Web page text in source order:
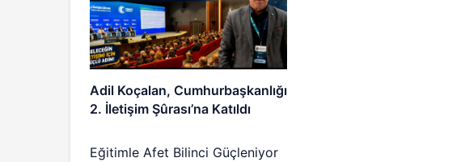
Adil Koçalan, Cumhurbaşkanlığı
2. İletişim Şûrası’na Katıldı
Eğitimle Afet Bilinci Güçleniyor